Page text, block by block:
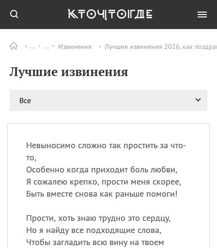
Извинения Лучшие извинения 2026, как
Лучшие извинения
Все
Невыносимо сложно так простить за что-
то,
Особенно когда приходит боль любви,
Я сожалею крепко, прости меня скорее,
Быть вместе снова как раньше помоги!
Прости, хоть знаю трудно это сердцу,
Но я найду все подходящие слова,
Чтобы загладить всю вину на твоем
ПРАЗДНИКИ Все
09.08 День памяти
11.08 День полета на
воздушном шарике
11.08 День Святой Клары —
покровительницы
телевидения
ИМЕНА
Сегодня празднуют именины